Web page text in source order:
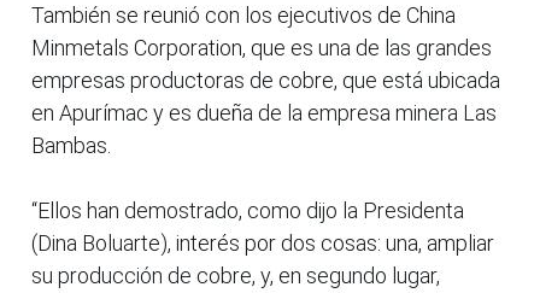
También se reunió con los ejecutivos de China
Minmetals Corporation, que es una de las grandes
empresas productoras de cobre, que está ubicada
en Apurímac y es dueña de la empresa minera Las
Bambas.
“Ellos han demostrado, como dijo la Presidenta
(Dina Boluarte), interés por dos cosas: una, ampliar
su producción de cobre, y, en segundo lugar,